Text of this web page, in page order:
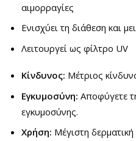
αιμορραγίες
Ενισχύει τη διάθεση και
Λειτουργεί ως φίλτρο UV
Κίνδυνος: Μέτριος
Εγκυμοσύνη: Αποφύγετε
εγκυμοσύνης.
Χρήση: Μέγιστη